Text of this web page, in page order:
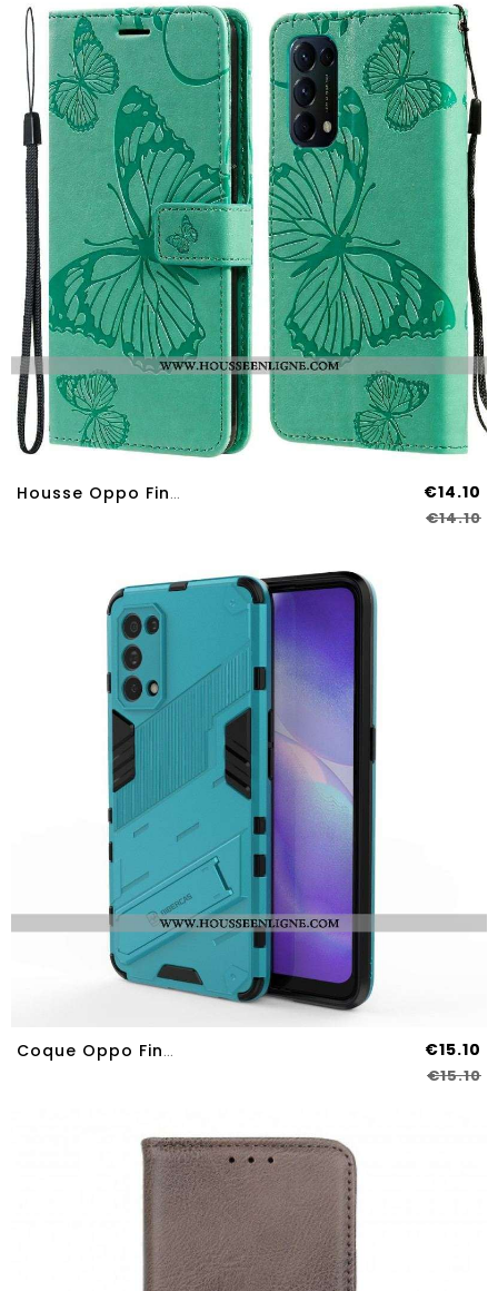
Housse Oppo Find X3 Lite Papillons Géants À Lanière €14.10
€14.10
Coque Oppo Find X3 Lite Support Amovible Deux Positions Mains Libres €15.10
€15.10